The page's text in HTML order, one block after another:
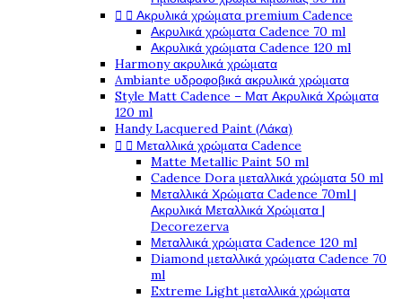
  Ακρυλικά χρώματα premium Cadence
Ακρυλικά χρώματα Cadence 70 ml
Ακρυλικά χρώματα Cadence 120 ml
Harmony ακρυλικά χρώματα
Ambiante υδροφοβικά ακρυλικά χρώματα
Style Matt Cadence – Ματ Ακρυλικά Χρώματα
120 ml
Handy Lacquered Paint (Λάκα)
  Μεταλλικά χρώματα Cadence
Matte Metallic Paint 50 ml
Cadence Dora μεταλλικά χρώματα 50 ml
Μεταλλικά Χρώματα Cadence 70ml |
Ακρυλικά Μεταλλικά Χρώματα |
Decorezerva
Μεταλλικά χρώματα Cadence 120 ml
Diamond μεταλλικά χρώματα Cadence 70
ml
Extreme Light μεταλλικά χρώματα